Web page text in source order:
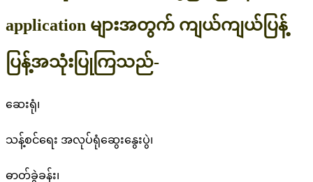
application များအတွက် ကျယ်ကျယ်ပြန့်
ပြန့်အသုံးပြုကြသည်-
ဆေးရုံ၊
သန့်စင်ရေး အလုပ်ရုံဆွေးနွေးပွဲ၊
ဓာတ်ခွဲခန်း၊